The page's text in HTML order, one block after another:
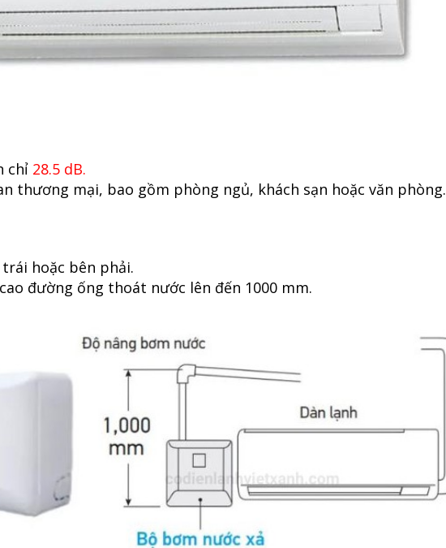
chỉ 28.5 dB.
thương mại, bao gồm phòng ngủ, khách sạn hoặc văn phòng.
hoặc bên phải.
đường ống thoát nước lên đến 1000 mm.